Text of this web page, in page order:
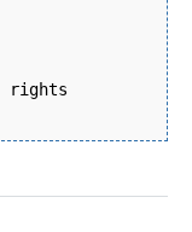
rights